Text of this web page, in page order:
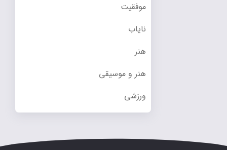
موفقیت
نایاب
هنر
هنر و موسیقی
ورزشی